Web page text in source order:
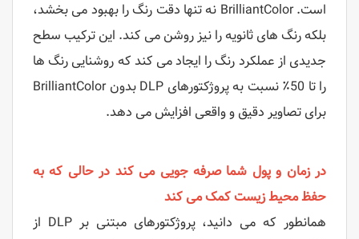
است. BrilliantColor نه تنها دقت رنگ را بهبود می بخشد،
بلکه رنگ های ثانویه را نیز روشن می کند. این ترکیب سطح
جدیدی از عملکرد رنگ را ایجاد می کند که روشنایی رنگ ها
را تا 50٪ نسبت به پروژکتورهای DLP بدون BrilliantColor
برای تصاویر دقیق و واقعی افزایش می دهد.
در زمان و پول شما صرفه جویی می کند در حالی که به
حفظ محیط زیست کمک می کند
همانطور که می دانید، پروژکتورهای مبتنی بر DLP از